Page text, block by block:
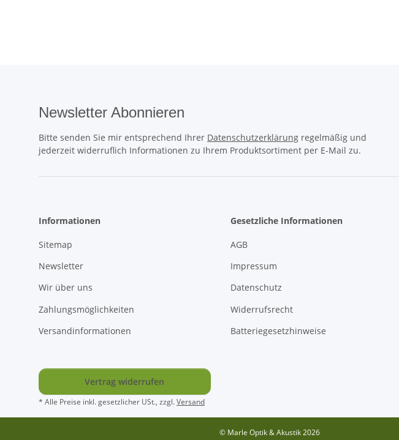
Newsletter Abonnieren
Bitte senden Sie mir entsprechend Ihrer Datenschutzerklärung regelmäßig und
jederzeit widerruflich Informationen zu Ihrem Produktsortiment per E-Mail zu.
Informationen
Sitemap
Newsletter
Wir über uns
Zahlungsmöglichkeiten
Versandinformationen
Gesetzliche Informationen
AGB
Impressum
Datenschutz
Widerrufsrecht
Batteriegesetzhinweise
Vertrag widerrufen
* Alle Preise inkl. gesetzlicher USt., zzgl.Versand
© Marle Optik & Akustik 2026